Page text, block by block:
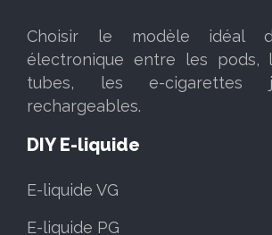
Choisir le modèle idéal
électronique entre les pods,
tubes, les e-cigarettes
rechargeables.
DIY E-liquide
E-liquide VG
E-liquide PG